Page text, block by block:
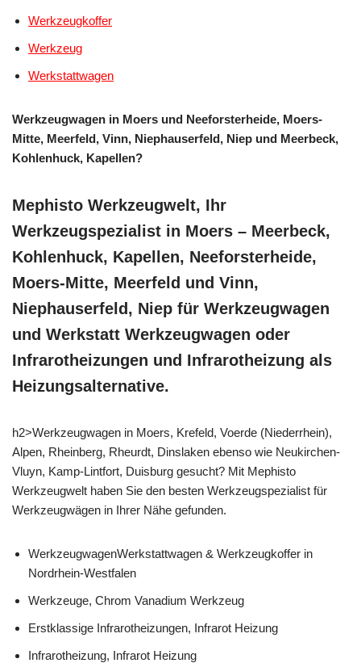
Werkzeugkoffer
Werkzeug
Werkstattwagen
Werkzeugwagen in Moers und Neeforsterheide, Moers-
Mitte, Meerfeld, Vinn, Niephauserfeld, Niep und Meerbeck,
Kohlenhuck, Kapellen?
Mephisto Werkzeugwelt, Ihr
Werkzeugspezialist in Moers – Meerbeck,
Kohlenhuck, Kapellen, Neeforsterheide,
Moers-Mitte, Meerfeld und Vinn,
Niephauserfeld, Niep für Werkzeugwagen
und Werkstatt Werkzeugwagen oder
Infrarotheizungen und Infrarotheizung als
Heizungsalternative.
h2>Werkzeugwagen in Moers, Krefeld, Voerde (Niederrhein),
Alpen, Rheinberg, Rheurdt, Dinslaken ebenso wie Neukirchen-
Vluyn, Kamp-Lintfort, Duisburg gesucht? Mit Mephisto
Werkzeugwelt haben Sie den besten Werkzeugspezialist für
Werkzeugwägen in Ihrer Nähe gefunden.
WerkzeugwagenWerkstattwagen & Werkzeugkoffer in
Nordrhein-Westfalen
Werkzeuge, Chrom Vanadium Werkzeug
Erstklassige Infrarotheizungen, Infrarot Heizung
Infrarotheizung, Infrarot Heizung